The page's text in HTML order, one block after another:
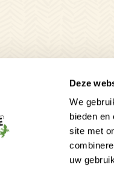
Deze
We
bieden
site met
uw
Ontdek ongerepte natuur op
Prachtig groen Caribisch